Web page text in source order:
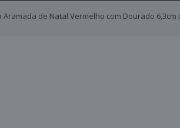
Aramada de Natal Vermelho com Dourado 6,3cm